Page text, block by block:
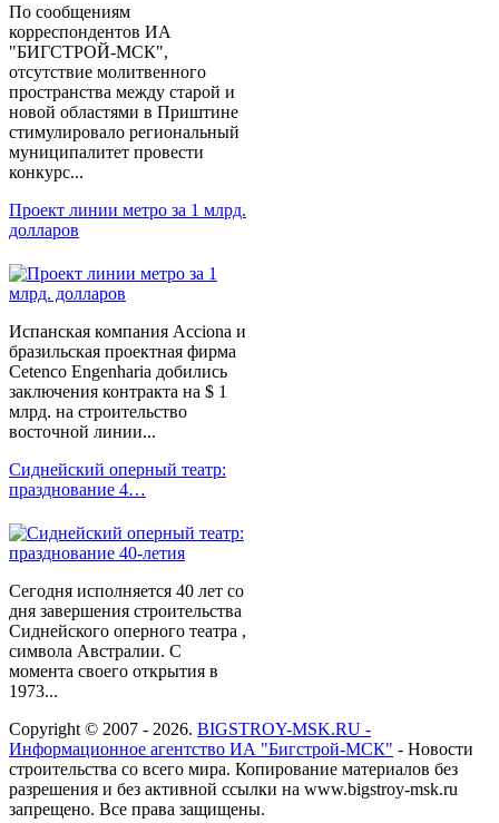
По сообщениям
корреспондентов ИА
"БИГСТРОЙ-МСК",
отсутствие молитвенного
пространства между старой и
новой областями в Приштине
стимулировало региональный
муниципалитет провести
конкурс...
Проект линии метро за 1 млрд.
долларов
Испанская компания Acciona и
бразильская проектная фирма
Cetenco Engenharia добились
заключения контракта на $ 1
млрд. на строительство
восточной линии...
Сиднейский оперный театр:
празднование 4…
Сегодня исполняется 40 лет со
дня завершения строительства
Сиднейского оперного театра ,
символа Австралии. С
момента своего открытия в
1973...
Copyright © 2007 - 2026. BIGSTROY-MSK.RU -
Информационное агентство ИА "Бигстрой-МСК" - Новости
строительства со всего мира. Копирование материалов без
разрешения и без активной ссылки на www.bigstroy-msk.ru
запрещено. Все права защищены.